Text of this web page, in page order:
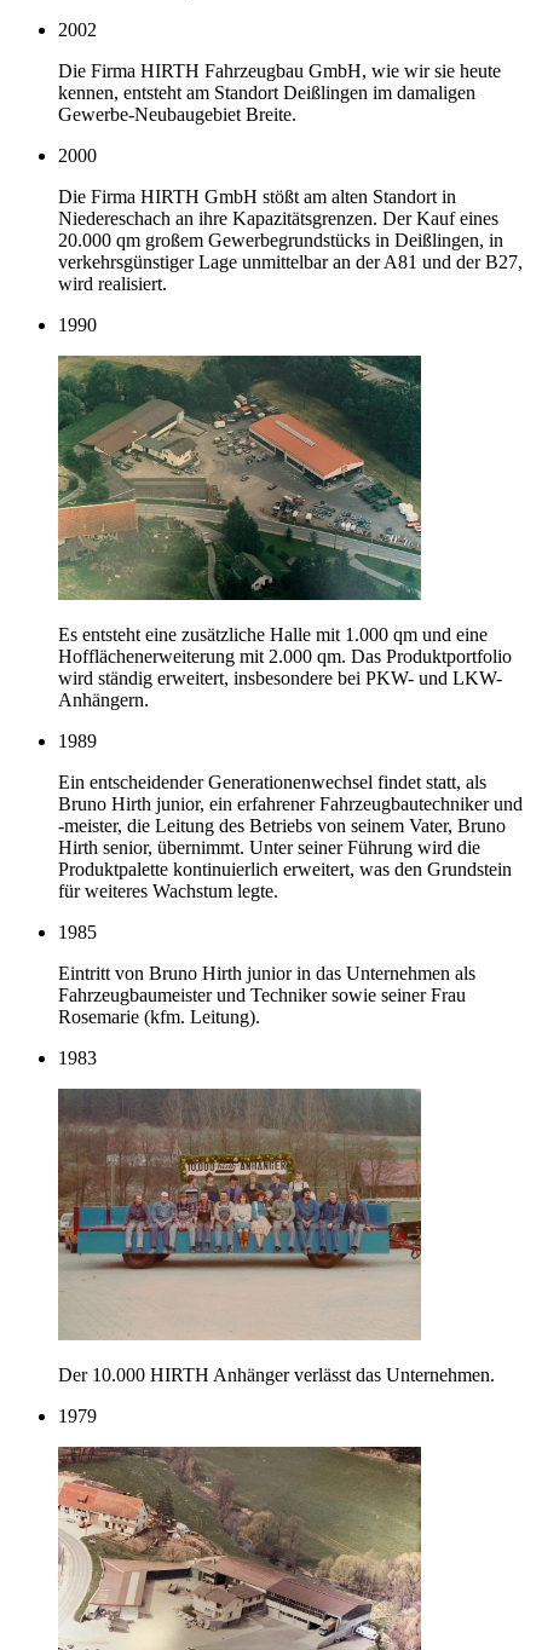
2002
Die Firma HIRTH Fahrzeugbau GmbH, wie wir sie heute
kennen, entsteht am Standort Deißlingen im damaligen
Gewerbe-Neubaugebiet Breite.
2000
Die Firma HIRTH GmbH stößt am alten Standort in
Niedereschach an ihre Kapazitätsgrenzen. Der Kauf eines
20.000 qm großem Gewerbegrundstücks in Deißlingen, in
verkehrsgünstiger Lage unmittelbar an der A81 und der B27,
wird realisiert.
1990
Es entsteht eine zusätzliche Halle mit 1.000 qm und eine
Hofflächenerweiterung mit 2.000 qm. Das Produktportfolio
wird ständig erweitert, insbesondere bei PKW- und LKW-
Anhängern.
1989
Ein entscheidender Generationenwechsel findet statt, als
Bruno Hirth junior, ein erfahrener Fahrzeugbautechniker und
-meister, die Leitung des Betriebs von seinem Vater, Bruno
Hirth senior, übernimmt. Unter seiner Führung wird die
Produktpalette kontinuierlich erweitert, was den Grundstein
für weiteres Wachstum legte.
1985
Eintritt von Bruno Hirth junior in das Unternehmen als
Fahrzeugbaumeister und Techniker sowie seiner Frau
Rosemarie (kfm. Leitung).
1983
Der 10.000 HIRTH Anhänger verlässt das Unternehmen.
1979